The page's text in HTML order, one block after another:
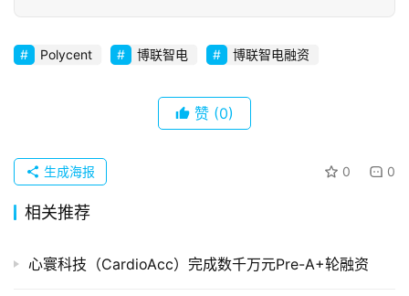
品
并
重
Polycent 博联智电 博联智电融资
赞 (0)
0 0
生成海报
相关推荐
心寰科技（CardioAcc）完成数千万元Pre-A+轮融资